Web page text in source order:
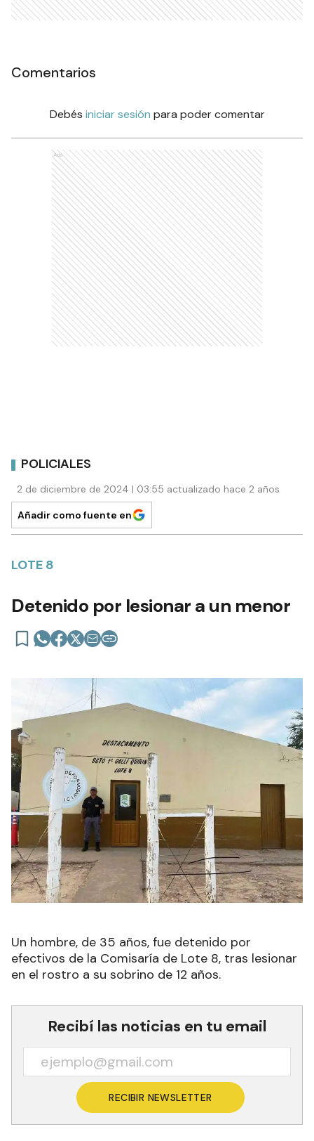
Comentarios
Debés iniciar sesión para poder comentar
Ads
POLICIALES
2 de diciembre de 2024 | 03:55 actualizado hace 2 años
Añadir como fuente en
LOTE 8
Detenido por lesionar a un menor
Un hombre, de 35 años, fue detenido por
efectivos de la Comisaría de Lote 8, tras lesionar
en el rostro a su sobrino de 12 años.
Recibí las noticias en tu email
RECIBIR NEWSLETTER